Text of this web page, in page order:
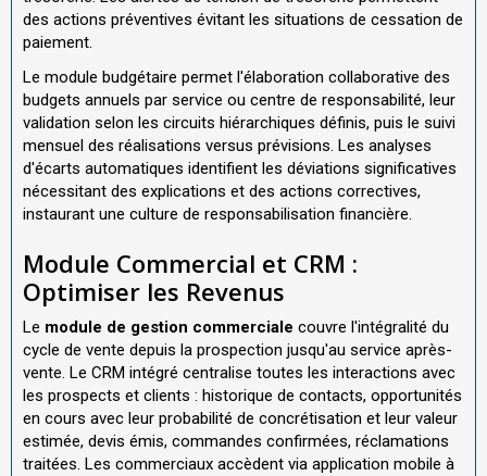
des actions préventives évitant les situations de cessation de
paiement.
Le module budgétaire permet l'élaboration collaborative des
budgets annuels par service ou centre de responsabilité, leur
validation selon les circuits hiérarchiques définis, puis le suivi
mensuel des réalisations versus prévisions. Les analyses
d'écarts automatiques identifient les déviations significatives
nécessitant des explications et des actions correctives,
instaurant une culture de responsabilisation financière.
Module Commercial et CRM :
Optimiser les Revenus
Le module de gestion commerciale couvre l'intégralité du
cycle de vente depuis la prospection jusqu'au service après-
vente. Le CRM intégré centralise toutes les interactions avec
les prospects et clients : historique de contacts, opportunités
en cours avec leur probabilité de concrétisation et leur valeur
estimée, devis émis, commandes confirmées, réclamations
traitées. Les commerciaux accèdent via application mobile à